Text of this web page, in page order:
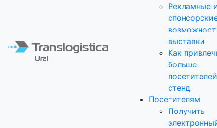
Рекламные
выставки
Как
больше
стенд
Посетителям
Получить